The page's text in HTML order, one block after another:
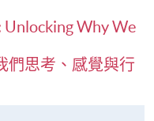
Unlocking Why We
們思考、感覺與行